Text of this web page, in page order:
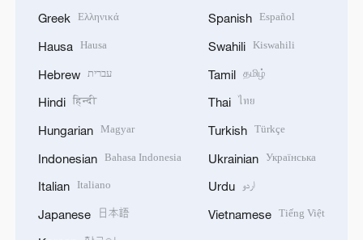
Greek Ελληνικά
Hausa Hausa
Hebrew עברית
Hindi हिन्दी
Hungarian Magyar
Indonesian Bahasa Indonesia
Italian Italiano
Japanese 日本語
Spanish Español
Swahili Kiswahili
Tamil தமிழ்
Thai ไทย
Turkish Türkçe
Ukrainian Українська
Urdu اردو
Vietnamese Tiếng Việt